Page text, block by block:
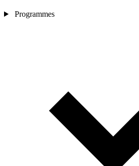
Programmes